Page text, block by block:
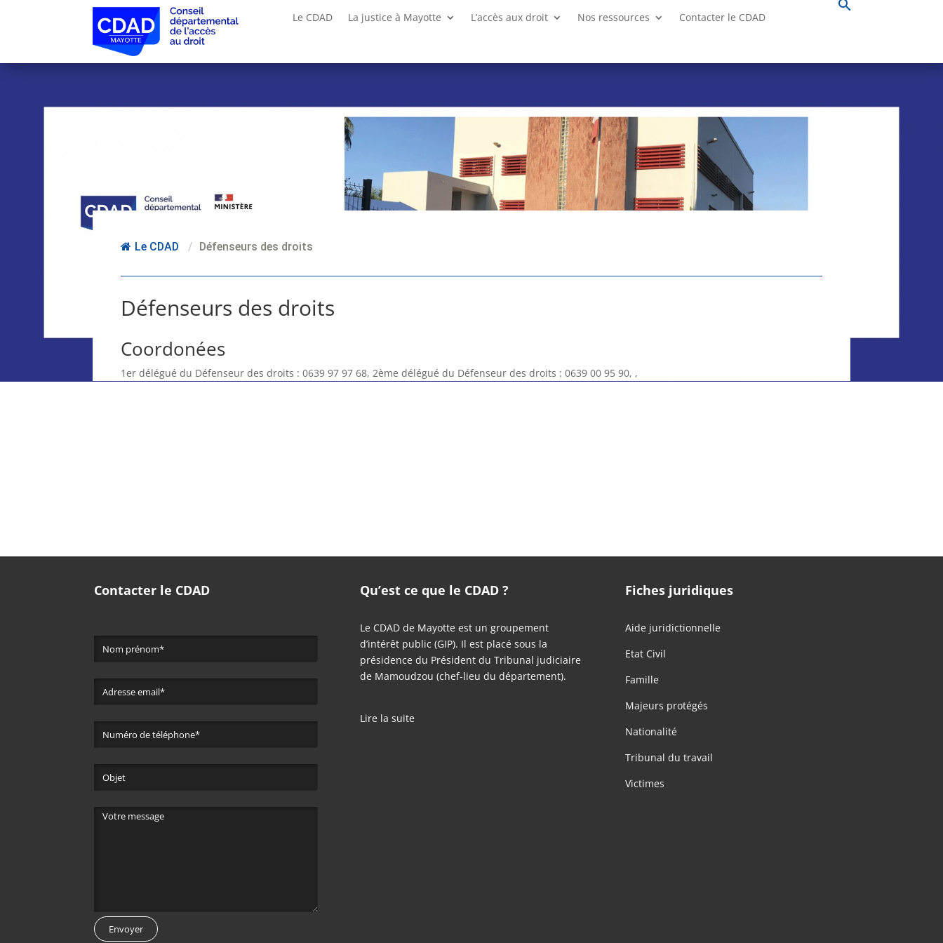
Le CDAD La justice à Mayotte L’accès aux droit Nos ressources Contacter le CDAD
search
Le CDAD / Défenseurs des droits
Défenseurs des droits
Coordonées
1er délégué du Défenseur des droits : 0639 97 97 68, 2ème délégué du Défenseur des droits : 0639 00 95 90, ,
Contacter le CDAD Qu’est ce que le CDAD ?
Le CDAD de Mayotte est un groupement
d’intérêt public (GIP). Il est placé sous la
présidence du Président du Tribunal judiciaire
de Mamoudzou (chef-lieu du département).
Lire la suite
Fiches juridiques
Aide juridictionnelle
Etat Civil
Famille
Majeurs protégés
Nationalité
Tribunal du travail
Victimes